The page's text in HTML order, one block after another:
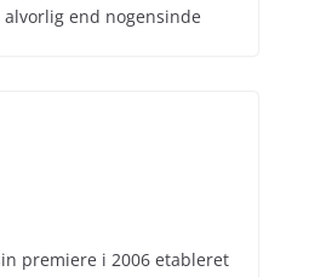
end nogensinde
premiere i 2006 etableret